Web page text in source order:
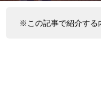
※この記事で紹介する